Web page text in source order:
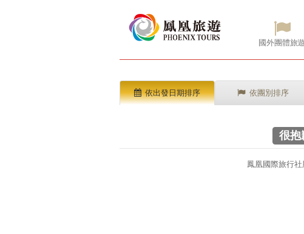
國外團體旅遊
依出發日期排序 依團別排序
很抱
鳳凰國際旅行